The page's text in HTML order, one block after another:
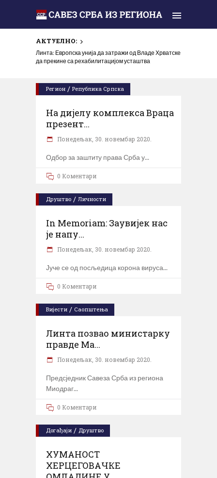
АКТУЕЛНО:
Линта: Европска унија да затражи од Владе Хрватске
да прекине са рехабилитацијом усташтва
Регион / Република Српска
На дијелу комплекса Враца
презент...
Понедељак, 30. новембар 2020.
Одбор за заштиту права Срба у
0 Коментари
Друштво / Личности
In Memoriam: Заувијек нас
је напу...
Понедељак, 30. новембар 2020.
Јуче се од посљедица корона вируса
0 Коментари
Вијести / Саопштења
Линта позвао министарку
правде Ма...
Понедељак, 30. новембар 2020.
Предсједник Савеза Срба из региона
Миодраг
0 Коментари
Догађаји / Друштво
ХУМАНОСТ
ХЕРЦЕГОВАЧКЕ